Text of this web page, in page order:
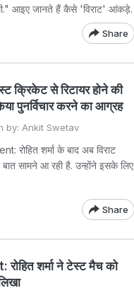
थी." आइए जानते हैं कैसे 'विराट' आंकड़े.
Share
से रिटायर होने की
पुनर्विचार करने का आग्रह
by: Ankit Swetav
शर्मा के बाद अब विराट
सामने आ रही है. उन्होंने इसके लिए
Share
शर्मा ने टेस्ट मैच को